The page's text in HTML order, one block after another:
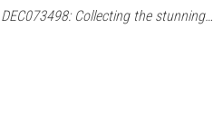
DEC073498: Collecting the stunning…